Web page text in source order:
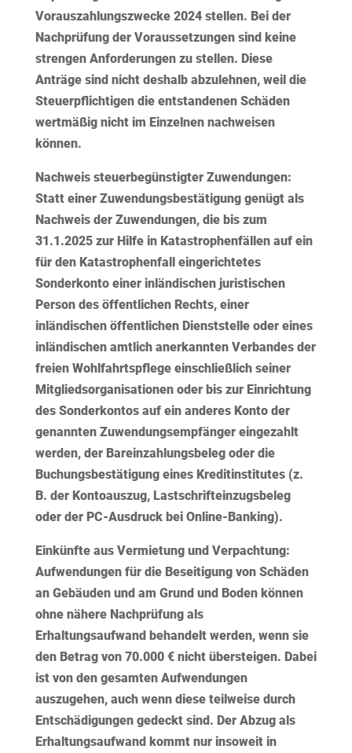
Vorauszahlungszwecke 2024 stellen. Bei der
Nachprüfung der Voraussetzungen sind keine
strengen Anforderungen zu stellen. Diese
Anträge sind nicht deshalb abzulehnen, weil die
Steuerpflichtigen die entstandenen Schäden
wertmäßig nicht im Einzelnen nachweisen
können.
Nachweis steuerbegünstigter Zuwendungen:
Statt einer Zuwendungsbestätigung genügt als
Nachweis der Zuwendungen, die bis zum
31.1.2025 zur Hilfe in Katastrophenfällen auf ein
für den Katastrophenfall eingerichtetes
Sonderkonto einer inländischen juristischen
Person des öffentlichen Rechts, einer
inländischen öffentlichen Dienststelle oder eines
inländischen amtlich anerkannten Verbandes der
freien Wohlfahrtspflege einschließlich seiner
Mitgliedsorganisationen oder bis zur Einrichtung
des Sonderkontos auf ein anderes Konto der
genannten Zuwendungsempfänger eingezahlt
werden, der Bareinzahlungsbeleg oder die
Buchungsbestätigung eines Kreditinstitutes (z.
B. der Kontoauszug, Lastschrifteinzugsbeleg
oder der PC-Ausdruck bei Online-Banking).
Einkünfte aus Vermietung und Verpachtung:
Aufwendungen für die Beseitigung von Schäden
an Gebäuden und am Grund und Boden können
ohne nähere Nachprüfung als
Erhaltungsaufwand behandelt werden, wenn sie
den Betrag von 70.000 € nicht übersteigen. Dabei
ist von den gesamten Aufwendungen
auszugehen, auch wenn diese teilweise durch
Entschädigungen gedeckt sind. Der Abzug als
Erhaltungsaufwand kommt nur insoweit in